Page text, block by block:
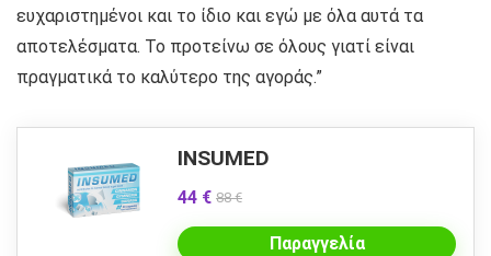
ευχαριστημένοι και το ίδιο και εγώ με όλα αυτά τα
αποτελέσματα. Το προτείνω σε όλους γιατί είναι
πραγματικά το καλύτερο της αγοράς.”
INSUMED
44 € 88 €
Παραγγελία